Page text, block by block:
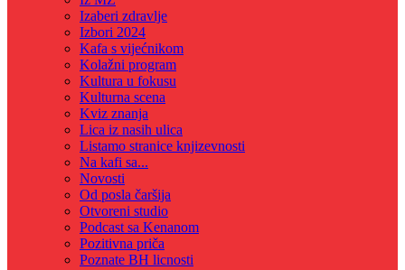
Izaberi zdravlje
Izbori 2024
Kafa s vijećnikom
Kolažni program
Kultura u fokusu
Kulturna scena
Kviz znanja
Lica iz nasih ulica
Listamo stranice knjizevnosti
Na kafi sa...
Novosti
Od posla čaršija
Otvoreni studio
Podcast sa Kenanom
Pozitivna priča
Poznate BH licnosti